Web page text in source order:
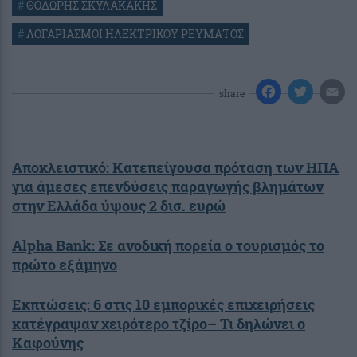
#ΘΟΔΩΡΗΣ ΣΚΥΛΑΚΑΚΗΣ
#ΛΟΓΑΡΙΑΣΜΟΙ ΗΛΕΚΤΡΙΚΟΥ ΡΕΥΜΑΤΟΣ
share
Αποκλειστικό: Κατεπείγουσα πρόταση των ΗΠΑ
για άμεσες επενδύσεις παραγωγής βλημάτων
στην Ελλάδα ύψους 2 δισ. ευρώ
Alpha Bank: Σε ανοδική πορεία ο τουρισμός το
πρώτο εξάμηνο
Εκπτώσεις: 6 στις 10 εμπορικές επιχειρήσεις
κατέγραψαν χειρότερο τζίρο– Τι δηλώνει ο
Καφούνης